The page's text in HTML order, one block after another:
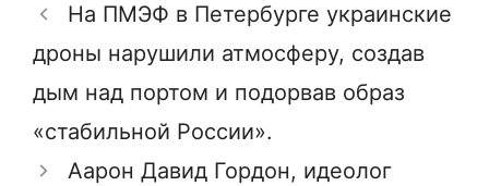
На ПМЭФ в Петербурге украинские
дроны нарушили атмосферу, создав
дым над портом и подорвав образ
«стабильной России».
Аарон Давид Гордон, идеолог